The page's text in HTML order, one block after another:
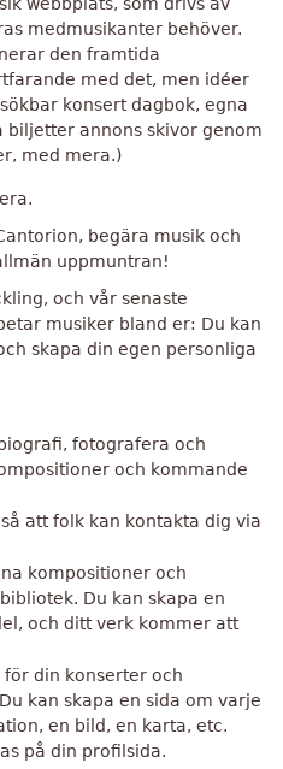
medmusikanter behöver.
den framtida
med det, men idéer
konsert dagbok, egna
biljetter annons skivor genom
med mera.)
begära musik och
uppmuntran!
och vår senaste
musiker bland er: Du kan
skapa din egen personliga
fotografera och
och kommande
att folk kan kontakta dig via
kompositioner och
Du kan skapa en
och ditt verk kommer att
din konserter och
kan skapa en sida om varje
en bild, en karta, etc.
på din profilsida.